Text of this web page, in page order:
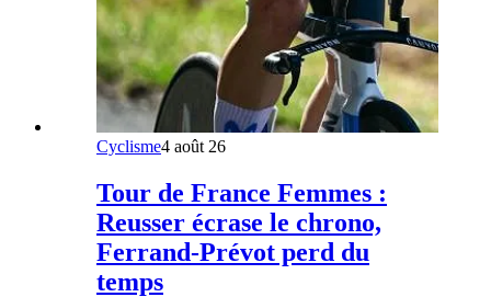
Cyclisme4 août 26
Tour de France Femmes :
Reusser écrase le chrono,
Ferrand-Prévot perd du
temps